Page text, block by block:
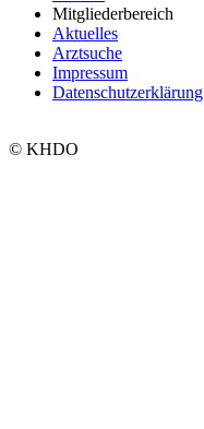
Mitgliederbereich
Aktuelles
Arztsuche
Impressum
Datenschutzerklärung
© KHDO